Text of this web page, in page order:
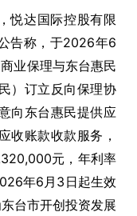
悦达国际控股有限
告称，于2026年6
业保理与东台惠民
）订立反向保理协
向东台惠民提供应
收账款收款服务，
元，年利率
年6月3日起生效
台市开创投资发展